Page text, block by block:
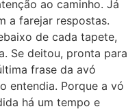
ao caminho. Já
a farejar respostas.
de cada tapete,
Se deitou, pronta para
frase da avó
entendia. Porque a vó
há um tempo e